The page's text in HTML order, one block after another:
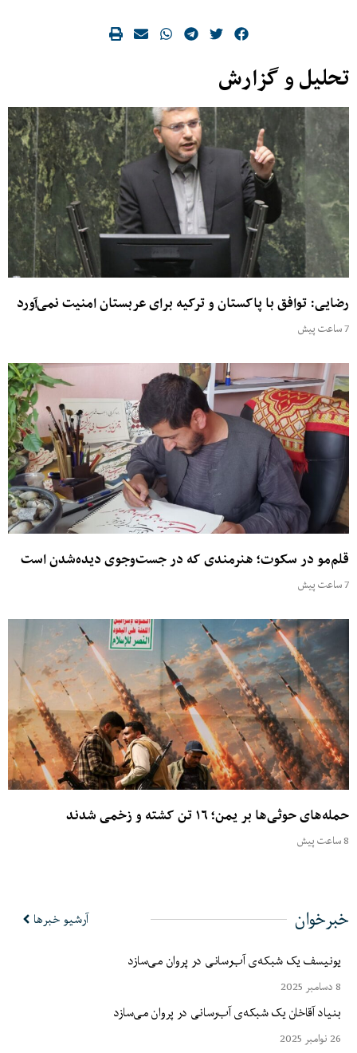
تحلیل و گزارش
رضایی: توافق با پاکستان و ترکیه برای عربستان امنیت نمی‌آورد
7 ساعت پیش
قلم‌مو در سکوت؛ هنرمندی که در جست‌وجوی دیده‌شدن است
7 ساعت پیش
حمله‌های حوثی‌ها بر یمن؛ ۱۶ تن کشته و زخمی شدند
8 ساعت پیش
خبرخوان
آرشیو خبرها
یونیسف یک شبکه‌ی آب‌رسانی در پروان می‌سازد
8 دسامبر 2025
بنیاد آقاخان یک شبکه‌ی آب‌رسانی در پروان می‌سازد
26 نوامبر 2025